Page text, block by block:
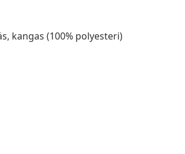
kangas (100% polyesteri)